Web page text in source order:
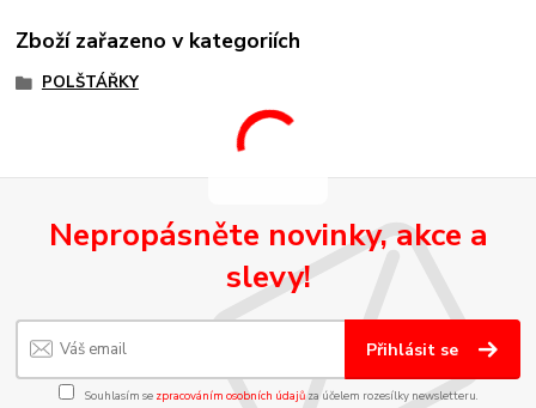
Zboží zařazeno v kategoriích
POLŠTÁŘKY
Nepropásněte novinky, akce a
slevy!
Přihlásit se
Souhlasím se zpracováním osobních údajůza účelem rozesílky newsletteru.